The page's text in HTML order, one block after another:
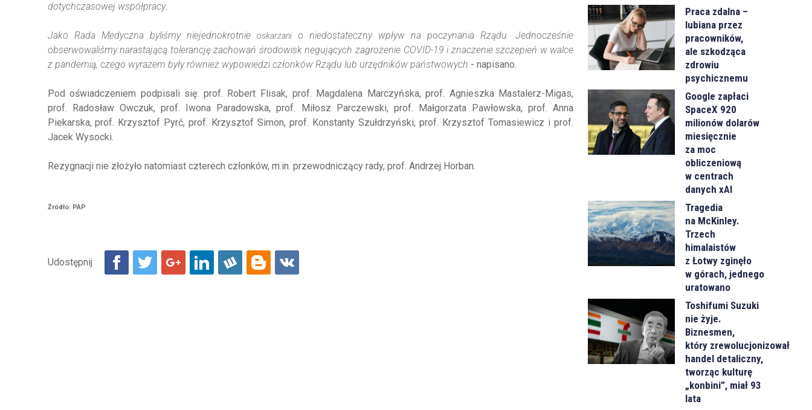
dotychczasowej współpracy.
Jako Rada Medyczna byliśmy niejednokrotnie oskarżanio niedostateczny wpływ na poczynania Rządu. Jednocześnie
obserwowaliśmy narastającą tolerancję zachowań środowisk negujących zagrożenie COVID-19 i znaczenie szczepień w walce
z pandemią, czego wyrazem były również wypowiedzi członków Rządu lub urzędnikówpaństwowych - napisano.
Pod oświadczeniem podpisali się: prof. Robert Flisak, prof. Magdalena Marczyńska, prof. Agnieszka Mastalerz-Migas,
prof. Radosław Owczuk, prof. Iwona Paradowska, prof. Miłosz Parczewski, prof. Małgorzata Pawłowska, prof. Anna
Piekarska, prof. Krzysztof Pyrć, prof. Krzysztof Simon, prof. Konstanty Szułdrzyński, prof. Krzysztof Tomasiewicz i prof.
Jacek Wysocki.
Rezygnacji nie złożyło natomiast czterech członków, m.in. przewodniczący rady, prof. Andrzej Horban.
Źródło: PAP
Praca zdalna –
lubiana przez
pracowników,
ale szkodząca
zdrowiu
psychicznemu
Google zapłaci
SpaceX 920
milionów dolarów
miesięcznie
za moc
obliczeniową
w centrach
danych xAI
Tragedia
na McKinley.
Trzech
himalaistów
z Łotwy zginęło
w górach, jednego
uratowano
Toshifumi Suzuki
nie żyje.
Biznesmen,
który zrewolucjonizował
handel detaliczny,
tworząc kulturę
„konbini”, miał 93
lata